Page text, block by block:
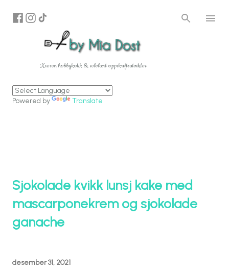
Kresen hobbykokk & selvlært oppskriftsutvikler
Powered by Translate
Sjokolade kvikk lunsj kake med
mascarponekrem og sjokolade
ganache
desember 31, 2021